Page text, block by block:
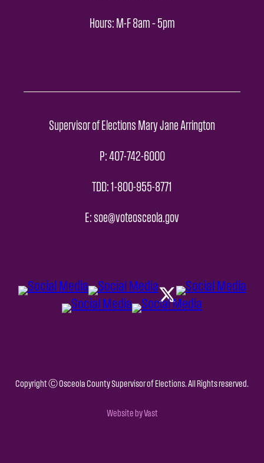
Hours: M-F 8am – 5pm
Supervisor of Elections Mary Jane Arrington
P: 407-742-6000
TDD: 1-800-955-8771
E: soe@voteosceola.gov
Copyright Ⓒ Osceola County Supervisor of Elections. All Rights reserved.
Website by Vast